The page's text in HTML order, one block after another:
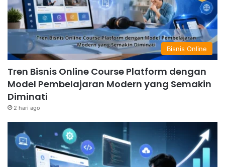
Bisnis Online
Tren Bisnis Online Course Platform dengan
Model Pembelajaran Modern yang Semakin
Diminati
2 hari ago